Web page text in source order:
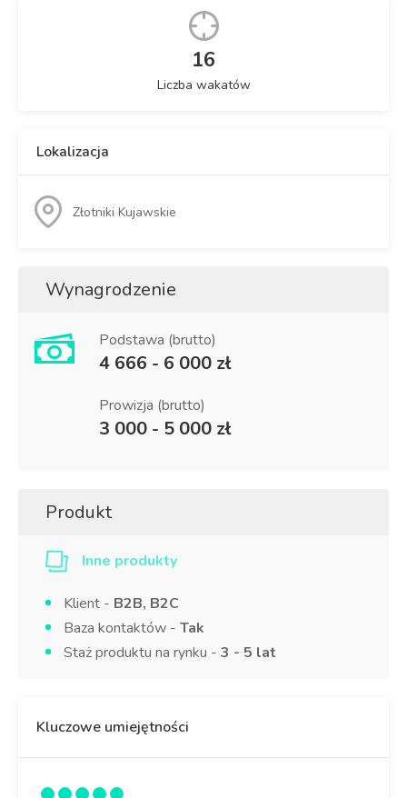
16
Liczba wakatów
Lokalizacja
Złotniki Kujawskie
Wynagrodzenie
Podstawa (brutto)
4 666 - 6 000 zł
Prowizja (brutto)
3 000 - 5 000 zł
Produkt
Inne produkty
Klient - B2B, B2C
Baza kontaktów - Tak
Staż produktu na rynku - 3 - 5 lat
Kluczowe umiejętności